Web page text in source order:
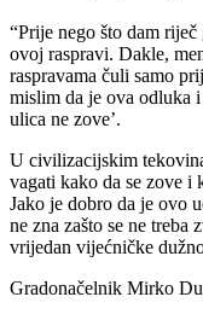
“Prije nego što dam
ovoj raspravi. Dakle,
raspravama čuli samo
mislim da je ova odluka i
ulica ne zove’.
U civilizacijskim
vagati kako da se zove i
Jako je dobro da je ovo
ne zna zašto se ne treba
vrijedan vijećničke
Gradonačelnik Mirko